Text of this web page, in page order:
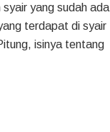
yang sudah ada
terdapat di syair
isinya tentang